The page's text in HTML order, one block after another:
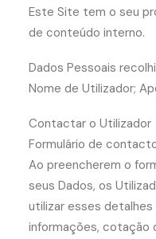
Este Site tem o seu
de conteúdo interno.
Dados Pessoais
Nome de Utilizador;
Contactar o Utilizador
Formulário de
Ao preencherem o
seus Dados, os
utilizar esses
informações, cotação